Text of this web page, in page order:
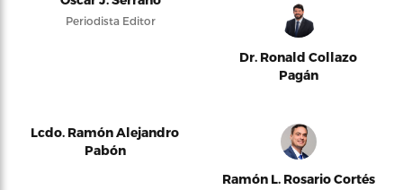
Periodista Editor
Dr. Ronald Collazo
Pagán
Lcdo. Ramón Alejandro
Pabón
Ramón L. Rosario Cortés